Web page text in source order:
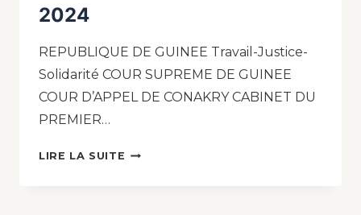
2024
REPUBLIQUE DE GUINEE Travail-Justice-
Solidarité COUR SUPREME DE GUINEE
COUR D’APPEL DE CONAKRY CABINET DU
PREMIER…
LIRE LA SUITE